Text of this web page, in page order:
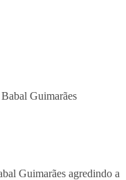
Guimarães agredindo a